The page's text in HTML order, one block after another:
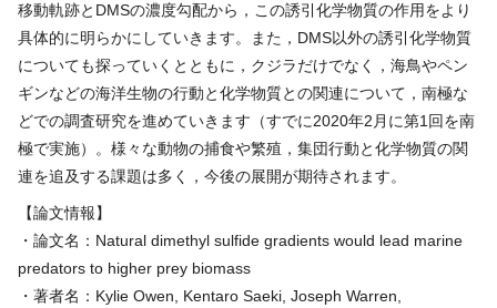
移動軌跡と DMSの濃度勾配から，この誘引化学物質の作用をより
具体的に明らかにしていきます。また， DMS以外の誘引化学物質
についても探っていくとともに，クジラだけでなく，海鳥やペン
ギンなどの海洋生物の行動と化学物質との関連について，南極な
どでの調査研究を進めていきます（すでに2020年2 月に第1 回を南
極で実施）。様々な動物の捕食や繁殖，集団行動と化学物質の関
連を追及する課題は多く，今後の展開が期待されます。
【論文情報】
・論文名：Natural dimethyl sulfide gradients would lead marine
predators to higher prey biomass
・著者名：Kylie Owen, Kentaro Saeki, Joseph Warren,